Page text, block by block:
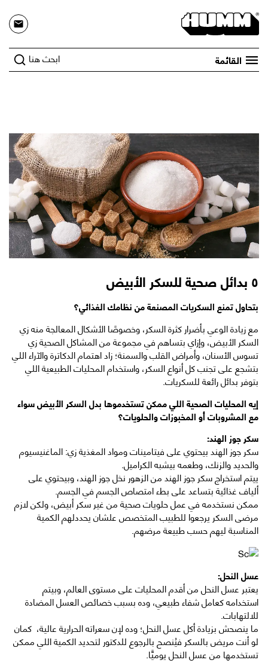
القائمة ابحث هنا
٥ بدائل صحية للسكر الأبيض
بتحاول تمنع السكريات المصنعة من نظامك الغذائي؟
مع زيادة الوعي بأضرار كثرة السكر، وخصوصًا الأشكال المعالجة منه زي
السكر الأبيض، وإزاي بتساهم في مجموعة من المشاكل الصحية زي
تسوس الأسنان، وأمراض القلب والسمنة؛ زاد اهتمام الدكاترة والآراء اللي
بتشجع على تجنب كل أنواع السكر، واستخدام المحليات الطبيعية اللي
بتوفر بدائل رائعة للسكريات.
إيه المحليات الصحية اللي ممكن تستخدموها بدل السكر الأبيض سواء
مع المشروبات أو المخبوزات والحلويات؟
سكر جوز الهند:
سكر جوز الهند بيحتوي على فيتامينات ومواد المغذية زي: الماغنيسيوم
والحديد والزنك، وطعمه بيشبه الكراميل.
ييتم استخراج سكر جوز الهند من الزهور نخل جوز الهند، وبيحتوي على
ألياف غذائية بتساعد على بطء امتصاص الجسم في الجسم.
ممكن نستخدمه في عمل حلويات صحية من غير سكر أبيض، ولكن لازم
مرضى السكر يرجعوا للطبيب المتخصص علشان يحددلهم الكمية
المناسبة ليهم حسب طبيعة مرضهم.
عسل النحل:
يعتبر عسل النحل من أقدم المحليات على مستوى العالم، وبيتم
استخدامه كعامل شفاء طبيعي، وده بسبب خصائص العسل المضادة
للالتهابات.
ما ينصحش بزيادة أكل عسل النحل؛ وده لإن سعراته الحرارية عالية، كمان
لو أنت مريض بالسكر فيُنصح بالرجوع للدكتور لتحديد الكمية اللي ممكن
تستخدمها من عسل النحل يوميًّا.